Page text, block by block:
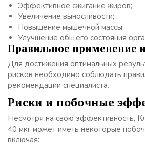
Эффективное сжигание жиров;
Увеличение выносливости;
Повышение мышечной массы;
Улучшение общего состояния
Правильное применение
Для достижения оптимальных
рисков необходимо соблюдать
рекомендации специалиста.
Риски и побочные
Несмотря на свою эффективность,
40 мкг может иметь некоторые
включая: